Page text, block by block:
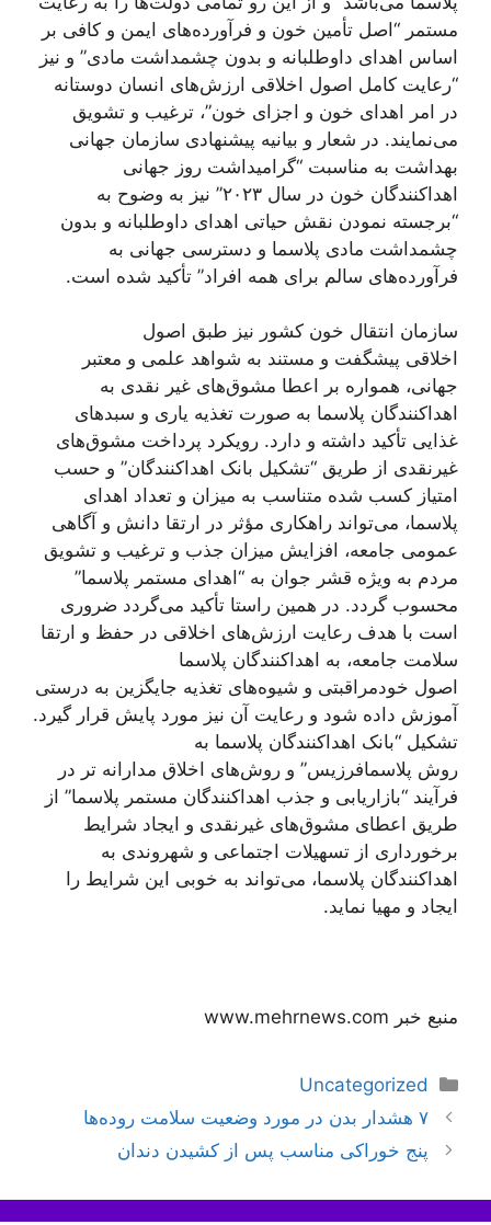
مستمر “اصل تأمین خون و فرآورده‌های ایمن و کافی بر
اساس اهدای داوطلبانه و بدون چشمداشت مادی” و نیز
“رعایت کامل اصول اخلاقی ارزش‌های انسان دوستانه
در امر اهدای خون و اجزای خون”، ترغیب و تشویق
می‌نمایند. در شعار و بیانیه پیشنهادی سازمان جهانی
بهداشت به مناسبت “گرامیداشت روز جهانی
اهداکنندگان خون در سال ۲۰۲۳” نیز به وضوح به
“برجسته نمودن نقش حیاتی اهدای داوطلبانه و بدون
چشمداشت مادی پلاسما و دسترسی جهانی به
فرآورده‌های سالم برای همه افراد” تأکید شده است.
سازمان انتقال خون کشور نیز طبق اصول
اخلاقی پیشگفت و مستند به شواهد علمی و معتبر
جهانی، همواره بر اعطا مشوق‌های غیر نقدی به
اهداکنندگان پلاسما به صورت تغذیه یاری و سبدهای
غذایی تأکید داشته و دارد. رویکرد پرداخت مشوق‌های
غیرنقدی از طریق “تشکیل بانک اهداکنندگان” و حسب
امتیاز کسب شده متناسب به میزان و تعداد اهدای
پلاسما، می‌تواند راهکاری مؤثر در ارتقا دانش و آگاهی
عمومی جامعه، افزایش میزان جذب و ترغیب و تشویق
مردم به ویژه قشر جوان به “اهدای مستمر پلاسما”
محسوب گردد. در همین راستا تأکید می‌گردد ضروری
است با هدف رعایت ارزش‌های اخلاقی در حفظ و ارتقا
سلامت جامعه، به اهداکنندگان پلاسما
اصول خودمراقبتی و شیوه‌های تغذیه جایگزین به درستی
آموزش داده شود و رعایت آن نیز مورد پایش قرار گیرد.
تشکیل “بانک اهداکنندگان پلاسما به
روش پلاسمافرزیس” و روش‌های اخلاق مدارانه تر در
فرآیند “بازاریابی و جذب اهداکنندگان مستمر پلاسما” از
طریق اعطای مشوق‌های غیرنقدی و ایجاد شرایط
برخورداری از تسهیلات اجتماعی و شهروندی به
اهداکنندگان پلاسما، می‌تواند به خوبی این شرایط را
ایجاد و مهیا نماید.
منبع خبر www.mehrnews.com
دسته‌ها
Uncategorized
ناوبری
نوشته‌ها
۷ هشدار بدن در مورد وضعیت سلامت روده‌ها
پنج خوراکی مناسب پس از کشیدن دندان